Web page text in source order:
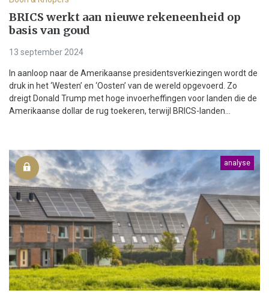
BRICS werkt aan nieuwe rekeneenheid op
basis van goud
13 september 2024
In aanloop naar de Amerikaanse presidentsverkiezingen wordt de
druk in het ‘Westen’ en ‘Oosten’ van de wereld opgevoerd. Zo
dreigt Donald Trump met hoge invoerheffingen voor landen die de
Amerikaanse dollar de rug toekeren, terwijl BRICS-landen...
analyse